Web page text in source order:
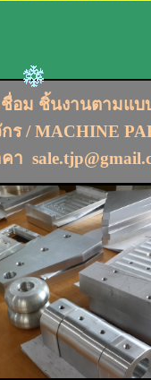
ชื่อม ชิ้นงานตามแบ
ร / MACHINE
า